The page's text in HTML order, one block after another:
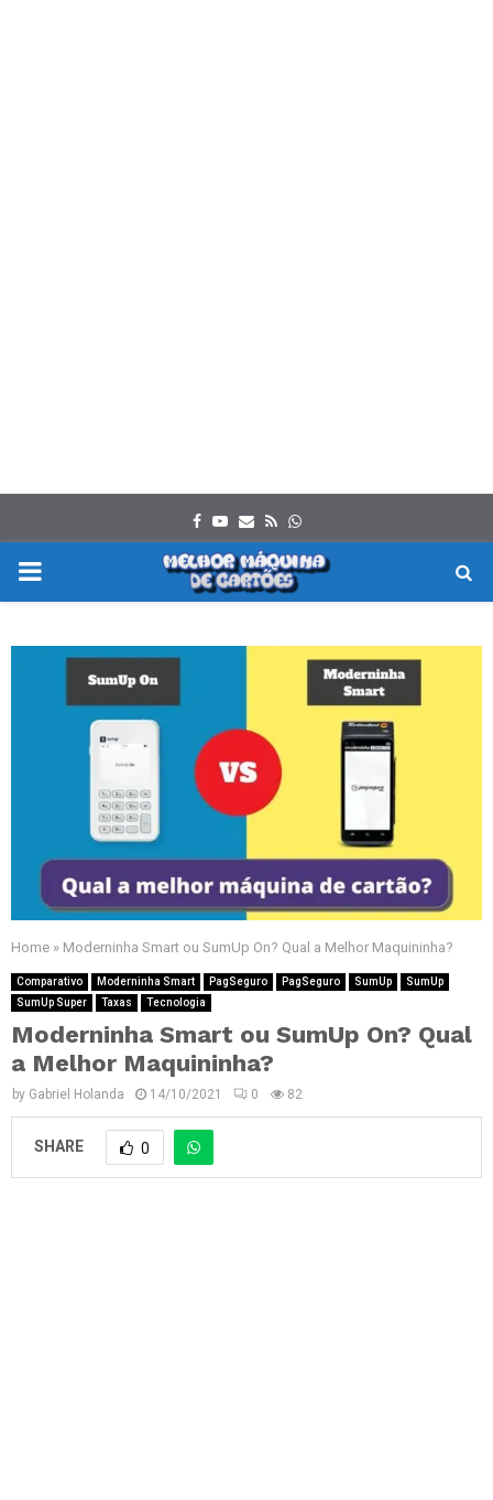
Facebook
Youtube
Email
RssWhatsapp
PRIMARY
Home » Moderninha Smart ou SumUp On? Qual a Melhor Maquininha?
Comparativo Moderninha Smart PagSeguro PagSeguro SumUp
SumUp
SumUp Super
Taxas Tecnologia
Moderninha Smart ou SumUp On? Qual
a Melhor Maquininha?
by Gabriel Holanda 14/10/2021 0 82
SHARE 0